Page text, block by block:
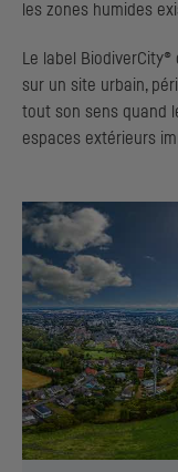
les zones humides
Le label
sur un site urbain,
tout son sens quand
espaces extérieurs